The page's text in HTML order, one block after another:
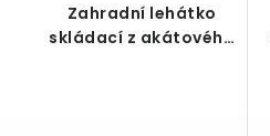
Zahradní lehátko
skládací z akátového